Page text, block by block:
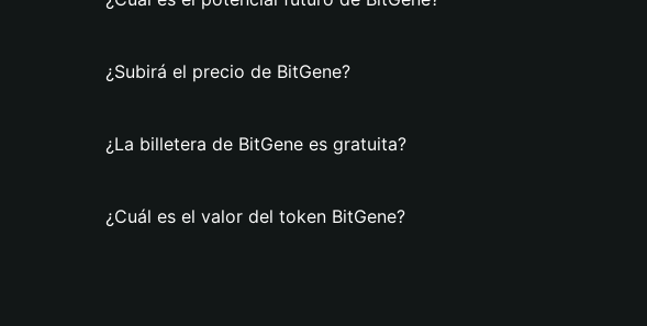
¿Subirá el precio de BitGene?
¿La billetera de BitGene es gratuita?
¿Cuál es el valor del token BitGene?